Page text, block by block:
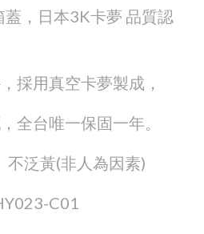
，日本3K卡夢 品質認
採用真空卡夢製成，
全台唯一保固一年。
不泛黃(非人為因素)
C01